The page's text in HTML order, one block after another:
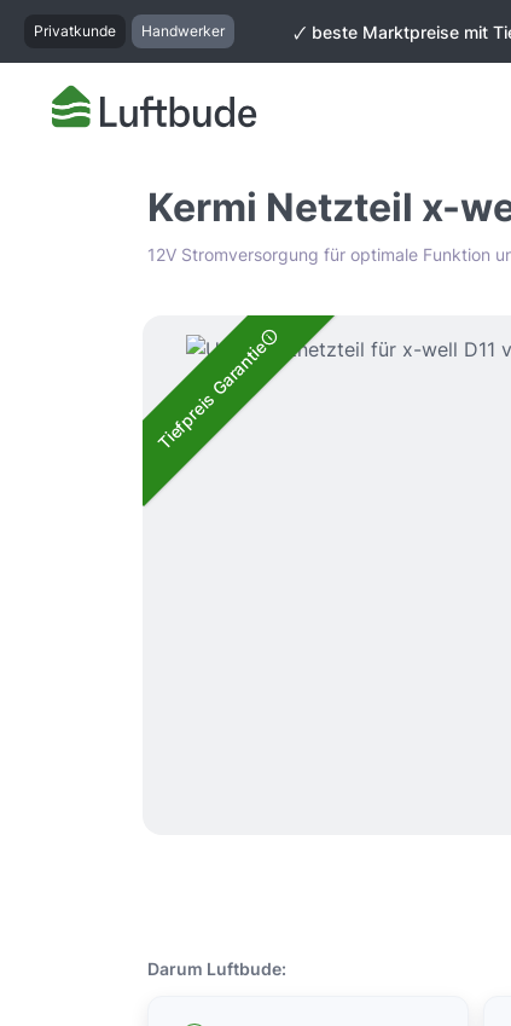
Zur Hauptnavigation springen
Privatkunde Handwerker 🗸 beste Marktpreise mit
Kermi Netzteil x-
12V Stromversorgung für optimale Funktion
Bildergalerie überspringen
Tiefpreis Garantie
Darum Luftbude: